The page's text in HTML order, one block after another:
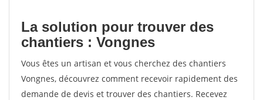
La solution pour trouver des
chantiers : Vongnes
Vous êtes un artisan et vous cherchez des chantiers
Vongnes, découvrez comment recevoir rapidement des
demande de devis et trouver des chantiers. Recevez